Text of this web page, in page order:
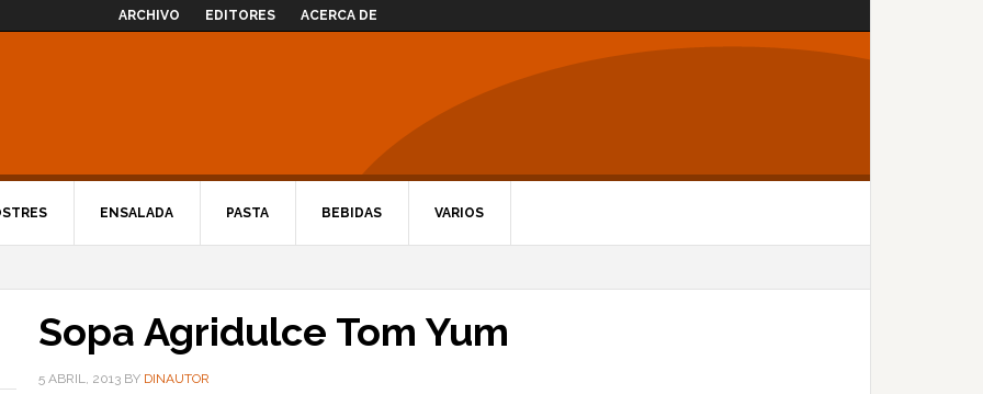
ARCHIVO EDITORES ACERCA DE
ENSALADA PASTA BEBIDAS VARIOS
Sopa Agridulce Tom Yum
5 ABRIL, 2013 BY DINAUTOR